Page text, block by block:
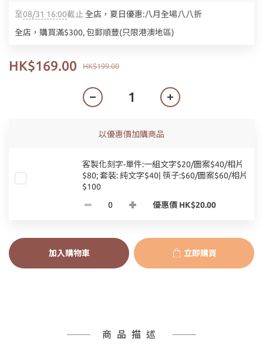
至08/31 16:00截止全店，夏日優惠:八月全場八八折
全店，購買滿$300, 包郵順豐(只限港澳地區)
HK$199.00
HK$169.00
以優惠價加購商品
客製化刻字-單件:一組文字$20/圖案$40/相片
$80; 套裝: 純文字$40| 筷子:$60/圖案$60/相片
$100
優惠價 HK$20.00
加入購物車 立即購買
商品描述